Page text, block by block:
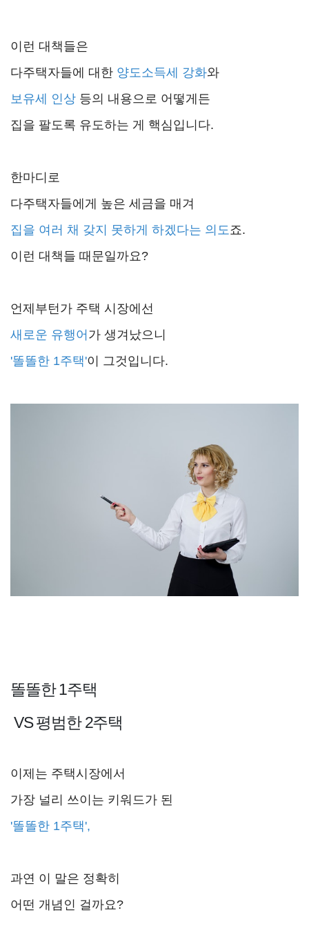
이런 대책들은
다주택자들에 대한 양도소득세 강화와
보유세 인상 등의 내용으로 어떻게든
집을 팔도록 유도하는 게 핵심입니다.
한마디로
다주택자들에게 높은 세금을 매겨
집을 여러 채 갖지 못하게 하겠다는 의도 죠.
이런 대책들 때문일까요?
언제부턴가 주택 시장에선
새로운 유행어 가 생겨났으니
'똘똘한 1주택'이 그것입니다.
똘똘한 1주택
VS 평범한 2주택
이제는 주택시장에서
가장 널리 쓰이는 키워드가 된
'똘똘한 1주택',
과연 이 말은 정확히
어떤 개념인 걸까요?